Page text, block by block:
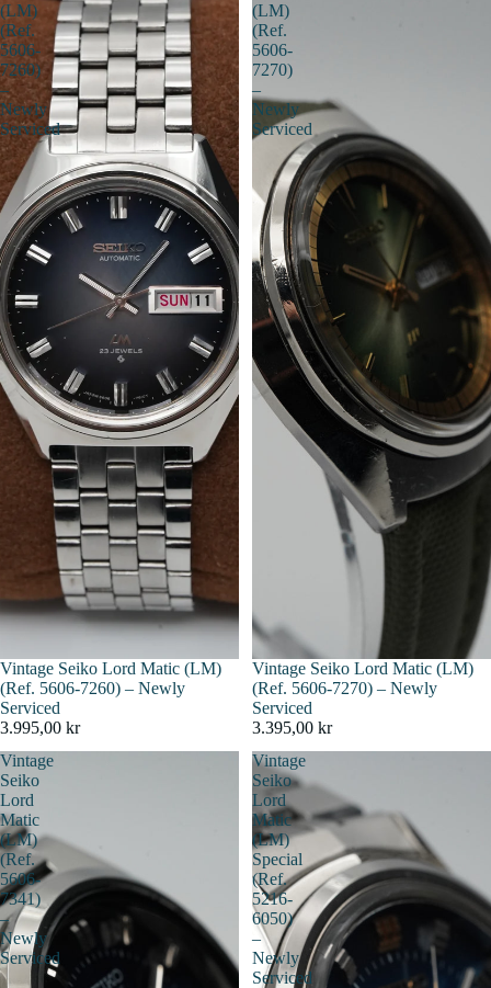
(LM)
(Ref.
5606-
7260)
–
Newly
Serviced
Épuisé
Vintage Seiko Lord Matic (LM)
(Ref. 5606-7260) – Newly
Serviced
3.995,00 kr
(LM)
(Ref.
5606-
7270)
–
Newly
Serviced
Épuisé
Vintage Seiko Lord Matic (LM)
(Ref. 5606-7270) – Newly
Serviced
3.395,00 kr
Vintage
Seiko
Lord
Matic
(LM)
(Ref.
5606-
7341)
–
Newly
Serviced
Vintage
Seiko
Lord
Matic
(LM)
Special
(Ref.
5216-
6050)
–
Newly
Serviced